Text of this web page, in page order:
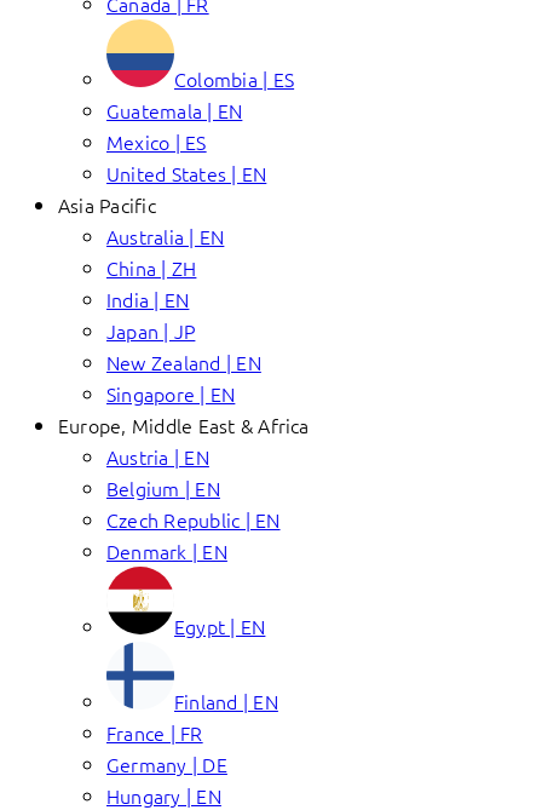
Colombia | ES
Guatemala | EN
Mexico | ES
United States | EN
Asia Pacific
Australia | EN
China | ZH
India | EN
Japan | JP
New Zealand | EN
Singapore | EN
Europe, Middle East & Africa
Austria | EN
Belgium | EN
Czech Republic | EN
Denmark | EN
Egypt | EN
Finland | EN
France | FR
Germany | DE
Hungary | EN